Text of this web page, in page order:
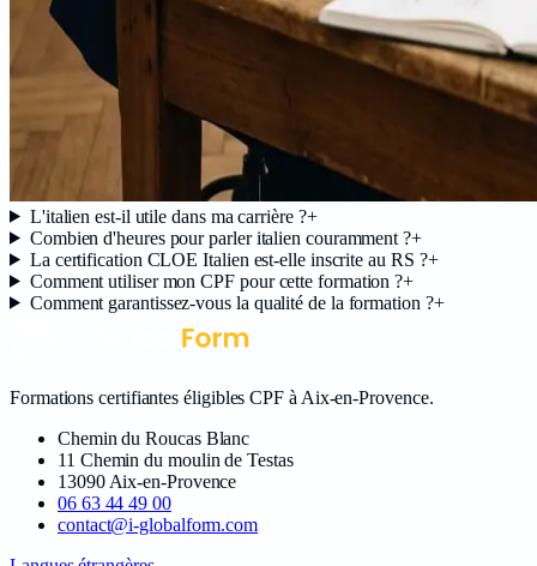
L'italien est-il utile dans ma carrière ?+
Combien d'heures pour parler italien couramment ?+
La certification CLOE Italien est-elle inscrite au RS ?+
Comment utiliser mon CPF pour cette formation ?+
Comment garantissez-vous la qualité de la formation ?+
Formations certifiantes éligibles CPF à Aix-en-Provence.
Chemin du Roucas Blanc
11 Chemin du moulin de Testas
13090 Aix-en-Provence
06 63 44 49 00
contact@i-globalform.com